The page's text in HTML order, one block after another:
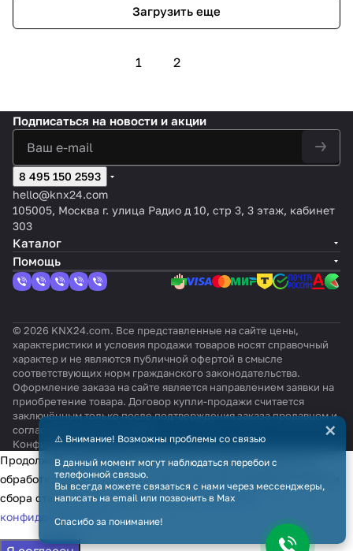
Загрузить еще
1 2
Подписаться на новости и акции
8 495 150 2593
hello@knx24.com
105005, Москва г. улица Радио д 10, стр 3, 3 этаж, кабинет
303
Каталог
Помощь
© 2026 KNX24.com. Все представленные на сайте цены,
характеристики и условия продажи товаров носят справочный
характер и не являются публичной офертой в смысле
соответствующих норм гражданского законодательства.
Оформление заказа на сайте является направлением заявки на
приобретение товара. Договор купли-продажи считается
заключённым только после подтверждения заказа продавцом и
согласования всех условий.
КонфиденциальностьОферта
⚠️ Внимание! Возможны проблемы со связью
В данный момент могут наблюдаться перебои с
телефонной связью.
Вы всегда можете связаться с нами через мессенджеры,
написать на email или позвонить в Max
Спасибо за понимание!
×
Продолжая использовать наш сайт, вы даёте согласие на
обработку файлов cookie в целях функционирования сайта и
сбора статистики в соответствии сполитикой
конфиденциальности